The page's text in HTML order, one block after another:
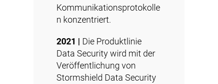
Kommunikationsprotokolle
n konzentriert.
2021 | Die Produktlinie
Data Security wird mit der
Veröffentlichung von
Stormshield Data Security